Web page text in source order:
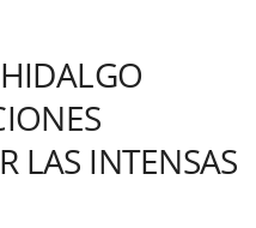
LAS INTENSAS